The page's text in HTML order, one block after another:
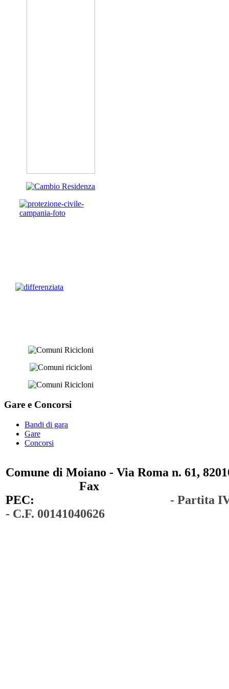
Gare e Concorsi
Bandi di gara
Gare
Concorsi
Comune di Moiano - Via Roma n. 61,
Fax
PEC:
- Partita
- C.F. 00141040626